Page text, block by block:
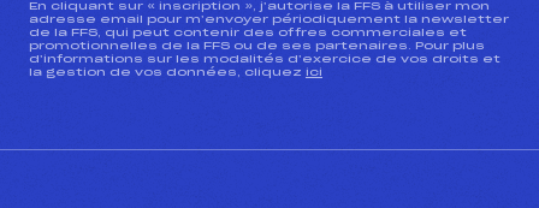
En cliquant sur « inscription », j’autorise la FFS à utiliser mon
adresse email pour m’envoyer périodiquement la newsletter
de la FFS, qui peut contenir des offres commerciales et
promotionnelles de la FFS ou de ses partenaires. Pour plus
d’informations sur les modalités d’exercice de vos droits et
la gestion de vos données, cliquez ici